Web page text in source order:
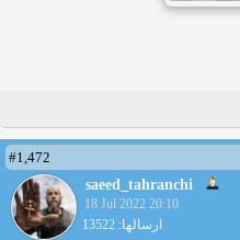
#1,472
saeed_tahranchi
18 Jul 2022 20:10
ارسالها: 13522